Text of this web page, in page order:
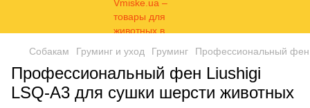
Собакам Груминг и уход Груминг Профессиональный фен
Профессиональный фен Liushigi
LSQ-A3 для сушки шерсти животных